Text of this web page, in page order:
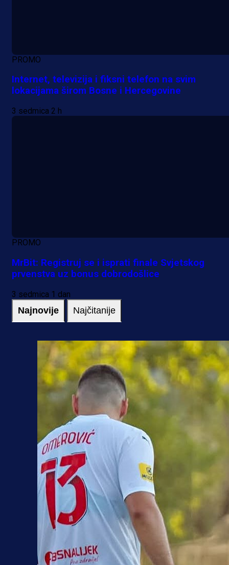
PROMO
Internet, televizija i fiksni telefon na svim
lokacijama širom Bosne i Hercegovine
3 sedmica 2 h
PROMO
MrBit: Registruj se i isprati finale Svjetskog
prvenstva uz bonus dobrodošlice
3 sedmica 1 dan
Najnovije Najčitanije